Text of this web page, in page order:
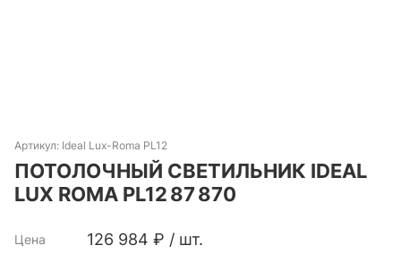
Артикул: Ideal Lux-Roma PL12
ПОТОЛОЧНЫЙ СВЕТИЛЬНИК IDEAL
LUX ROMA PL12 87 870
Цена 126 984 ₽ / шт.